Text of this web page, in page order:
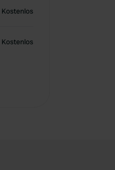
Kostenlos
Kostenlos